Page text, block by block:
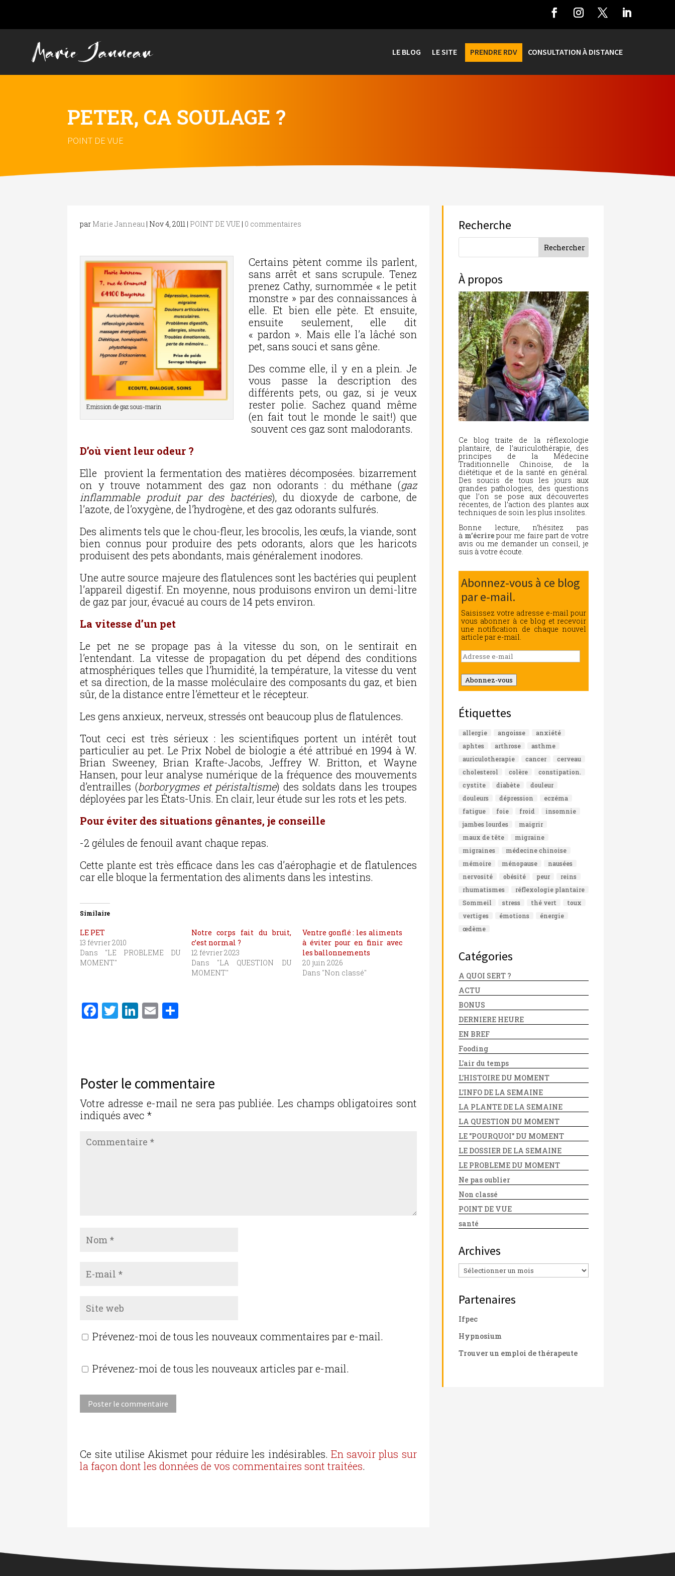
LE BLOG LE SITE PRENDRE RDV CONSULTATION À DISTANCE
PETER, CA SOULAGE ?
POINT DE VUE
par Marie Janneau | Nov 4, 2011 | POINT DE VUE | 0 commentaires
Emission de gaz sous-marin
Certains pètent comme ils parlent,
sans arrêt et sans scrupule. Tenez
prenez Cathy, surnommée « le petit
monstre » par des connaissances à
elle. Et bien elle pète. Et ensuite,
ensuite seulement, elle dit
« pardon ». Mais elle l’a lâché son
pet, sans souci et sans gêne.
Des comme elle, il y en a plein. Je
vous passe la description des
différents pets, ou gaz, si je veux
rester polie. Sachez quand même
(en fait tout le monde le sait!) que
souvent ces gaz sont malodorants.
D’où vient leur odeur ?
Elle provient la fermentation des matières décomposées. bizarrement
on y trouve notamment des gaz non odorants : du méthane (gaz
inflammable produit par des bactéries), du dioxyde de carbone, de
l’azote, de l’oxygène, de l’hydrogène, et des gaz odorants sulfurés.
Des aliments tels que le chou-fleur, les brocolis, les œufs, la viande, sont
bien connus pour produire des pets odorants, alors que les haricots
produisent des pets abondants, mais généralement inodores.
Une autre source majeure des flatulences sont les bactéries qui peuplent
l’appareil digestif. En moyenne, nous produisons environ un demi-litre
de gaz par jour, évacué au cours de 14 pets environ.
La vitesse d’un pet
Le pet ne se propage pas à la vitesse du son, on le sentirait en
l’entendant. La vitesse de propagation du pet dépend des conditions
atmosphériques telles que l’humidité, la température, la vitesse du vent
et sa direction, de la masse moléculaire des composants du gaz, et bien
sûr, de la distance entre l’émetteur et le récepteur.
Les gens anxieux, nerveux, stressés ont beaucoup plus de flatulences.
Tout ceci est très sérieux : les scientifiques portent un intérêt tout
particulier au pet. Le Prix Nobel de biologie a été attribué en 1994 à W.
Brian Sweeney, Brian Krafte-Jacobs, Jeffrey W. Britton, et Wayne
Hansen, pour leur analyse numérique de la fréquence des mouvements
d’entrailles (borborygmes et péristaltisme) des soldats dans les troupes
déployées par les États-Unis. En clair, leur étude sur les rots et les pets.
Pour éviter des situations gênantes, je conseille
-2 gélules de fenouil avant chaque repas.
Cette plante est très efficace dans les cas d’aérophagie et de flatulences
car elle bloque la fermentation des aliments dans les intestins.
Similaire
LE PET
13 février 2010
Dans "LE PROBLEME DU
MOMENT"
Notre corps fait du bruit,
c’est normal ?
12 février 2023
Dans "LA QUESTION DU
MOMENT"
Ventre gonflé : les aliments
à éviter pour en finir avec
les ballonnements
20 juin 2026
Dans "Non classé"
F
b
o
o
k
T
r
Li
n
E
er
Poster le commentaire
Votre adresse e-mail ne sera pas publiée. Les champs obligatoires sont
indiqués avec*
Prévenez-moi de tous les nouveaux commentaires par e-mail.
Prévenez-moi de tous les nouveaux articles par e-mail.
Ce site utilise Akismet pour réduire les indésirables. En savoir plus sur
la façon dont les données de vos commentaires sont traitées.
Recherche
À propos
Ce blog traite de la réflexologie
plantaire, de l’auriculothérapie, des
principes de la Médecine
Traditionnelle Chinoise, de la
diététique et de la santé en général.
Des soucis de tous les jours aux
grandes pathologies, des questions
que l’on se pose aux découvertes
récentes, de l’action des plantes aux
techniques de soin les plus insolites.
Bonne lecture, n’hésitez pas
à m’écrire pour me faire part de votre
avis ou me demander un conseil, je
suis à votre écoute.
Abonnez-vous à ce blog
par e-mail.
Saisissez votre adresse e-mail pour
vous abonner à ce blog et recevoir
une notification de chaque nouvel
article par e-mail.
Adresse
e-
mail
Abonnez-vous
Étiquettes
allergie angoisse
anxiété
aphtes
arthrose
asthme
auriculotherapie
cancer
cerveau
cholesterol
colère
constipation.
cystite
diabète
douleur
douleurs
dépression
eczéma
fatigue
foie froid
insomnie
jambes lourdes
maigrir
maux de tête
migraine
migraines
médecine chinoise
mémoire
ménopause
nausées
nervosité
obésité peur
reins
rhumatismes
réflexologie plantaire
Sommeil
stress thé vert
toux
vertiges
émotions
énergie
œdème
Catégories
A QUOI SERT ?
ACTU
BONUS
DERNIERE HEURE
EN BREF
Fooding
L'air du temps
L'HISTOIRE DU MOMENT
L'INFO DE LA SEMAINE
LA PLANTE DE LA SEMAINE
LA QUESTION DU MOMENT
LE "POURQUOI" DU MOMENT
LE DOSSIER DE LA SEMAINE
LE PROBLEME DU MOMENT
Ne pas oublier
Non classé
POINT DE VUE
santé
Archives
Archives
Partenaires
Ifpec
Hypnosium
Trouver un emploi de thérapeute